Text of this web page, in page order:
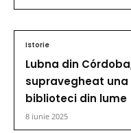
Istorie
Lubna din
supravegheat
biblioteci din lume
8 iunie 2025